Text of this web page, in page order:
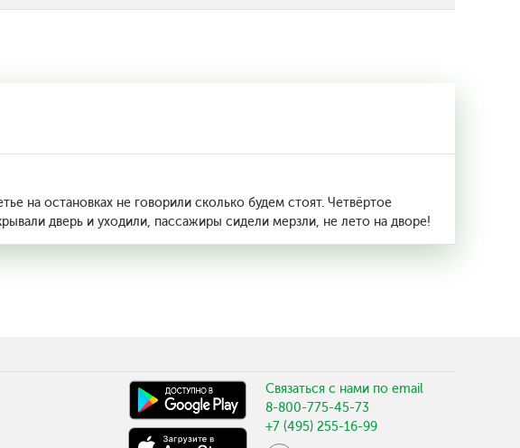
на остановках не говорили сколько будем стоят. Четвёртое
дверь и уходили, пассажиры сидели мерзли, не лето на дворе!
Связаться с нами по email
8-800-775-45-73
+7 (495) 255-16-99